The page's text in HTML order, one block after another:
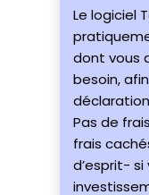
Le logiciel
dont vous
besoin,
Pas de
frais
d’esprit-